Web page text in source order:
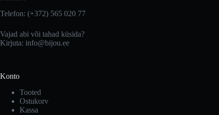
Telefon: (+372) 565 020 77
Vajad abi või tahad küsida?
Kirjuta: info@bijou.ee
Konto
Tooted
Ostukorv
Kassa